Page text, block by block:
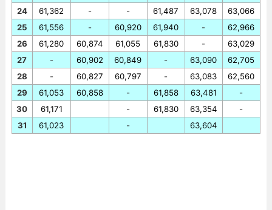
24
25
26
27
28
29
30
31
61,362
61,556
61,280
-
-
61,053
61,171
61,023
-
-
60,874
60,902
60,827
60,858
-
60,920
61,055
60,849
60,797
-
-
-
61,487
61,940
61,830
-
-
61,858
61,830
63,078
-
-
63,090
63,083
63,481
63,354
63,604
63,066
62,966
63,029
62,705
62,560
-
-